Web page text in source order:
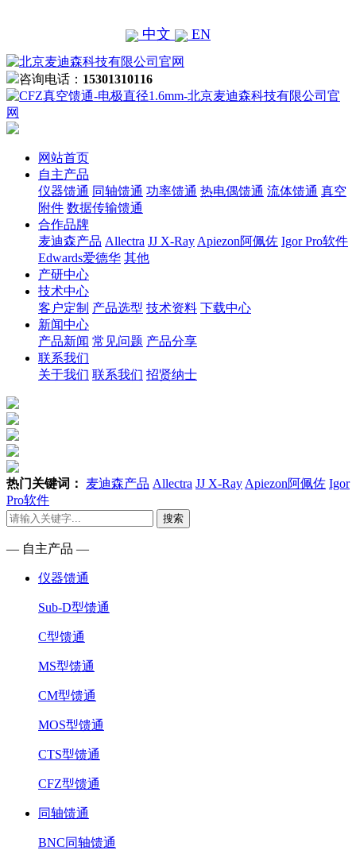
中文 EN
咨询电话： 15301310116
网站首页
自主产品
仪器馈通 同轴馈通 功率馈通 热电偶馈通 流体馈通 真空
附件 数据传输馈通
合作品牌
麦迪森产品 Allectra JJ X-Ray Apiezon阿佩佐 Igor Pro软件
Edwards爱德华 其他
产研中心
技术中心
客户定制 产品选型 技术资料 下载中心
新闻中心
产品新闻 常见问题 产品分享
联系我们
关于我们 联系我们 招贤纳士
热门关键词： 麦迪森产品 Allectra JJ X-Ray Apiezon阿佩佐 Igor
Pro软件
搜索
— 自主产品 —
仪器馈通
Sub-D型馈通
C型馈通
MS型馈通
CM型馈通
MOS型馈通
CTS型馈通
CFZ型馈通
同轴馈通
BNC同轴馈通